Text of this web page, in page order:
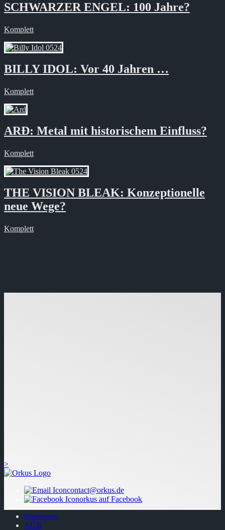
SCHWARZER ENGEL: 100 Jahre?
Komplett
BILLY IDOL: Vor 40 Jahren …
Komplett
ARÐ: Metal mit historischem Einfluss?
Komplett
THE VISION BLEAK: Konzeptionelle
neue Wege?
Komplett
>
contact@orkus.de
orkus auf Facebook
Impressum
AGB